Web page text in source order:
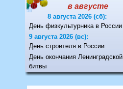
в августе
8 августа 2026 (сб):
День физкультурника в России
9 августа 2026 (вс):
День строителя в России
День окончания Ленинградской
битвы